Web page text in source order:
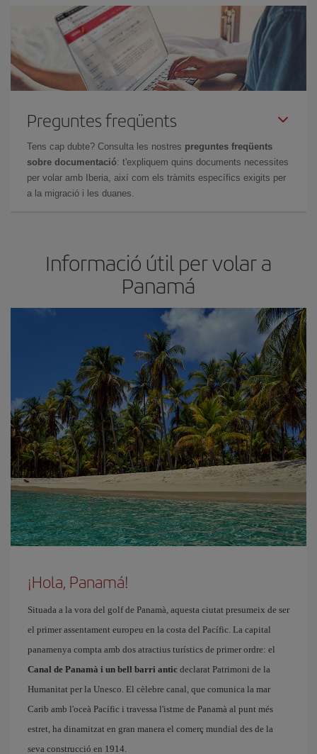
Preguntes freqüents
Tens cap dubte? Consulta les nostres preguntes freqüents
sobre documentació: t'expliquem quins documents necessites
per volar amb Iberia, així com els tràmits específics exigits per
a la migració i les duanes.
Informació útil per volar a
Panam
¡Hola, Panamá!
Situada a la vora del golf de Panamà, aquesta ciutat presumeix de ser
el primer assentament europeu en la costa del Pacífic. La capital
panamenya compta amb dos atractius turístics de primer ordre: el
Canal de Panamà i un bell barri antic declarat Patrimoni de la
Humanitat per la Unesco. El cèlebre canal, que comunica la mar
Carib amb l'oceà Pacífic i travessa l'istme de Panamà al punt més
estret, ha dinamitzat en gran manera el comerç mundial des de la
seva construcció en 1914.